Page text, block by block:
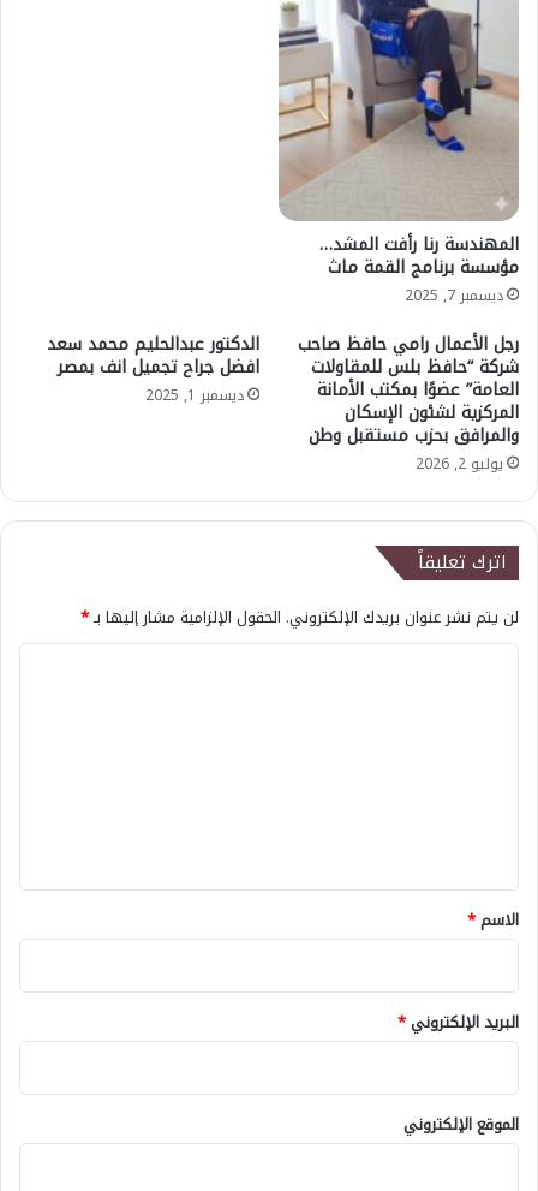
المهندسة رنا رأفت المشد…
مؤسسة برنامج القمة ماث
ديسمبر 7, 2025
رجل الأعمال رامي حافظ صاحب
شركة “حافظ بلس للمقاولات
العامة” عضوًا بمكتب الأمانة
المركزية لشئون الإسكان
والمرافق بحزب مستقبل وطن
يوليو 2, 2026
الدكتور عبدالحليم محمد سعد
افضل جراح تجميل انف بمصر
ديسمبر 1, 2025
اترك تعليقاً
لن يتم نشر عنوان بريدك الإلكتروني. الحقول الإلزامية مشار إليها بـ*
*
الاسم*
البريد الإلكتروني*
الموقع الإلكتروني